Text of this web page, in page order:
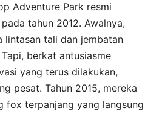
Adventure Park resmi
tahun 2012. Awalnya,
lintasan tali dan jembatan
berkat antusiasme
yang terus dilakukan,
pesat. Tahun 2015, mereka
fox terpanjang yang langsung